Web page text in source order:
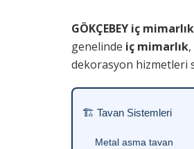
GÖKÇEBEY iç mimarlık
genelinde iç mimarlık
dekorasyon hizmetleri
🏗 Tavan Sistemleri
Metal asma tavan